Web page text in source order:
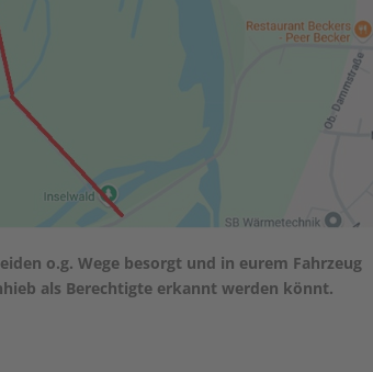
o.g. Wege besorgt und in eurem Fahrzeug
als Berechtigte erkannt werden könnt.